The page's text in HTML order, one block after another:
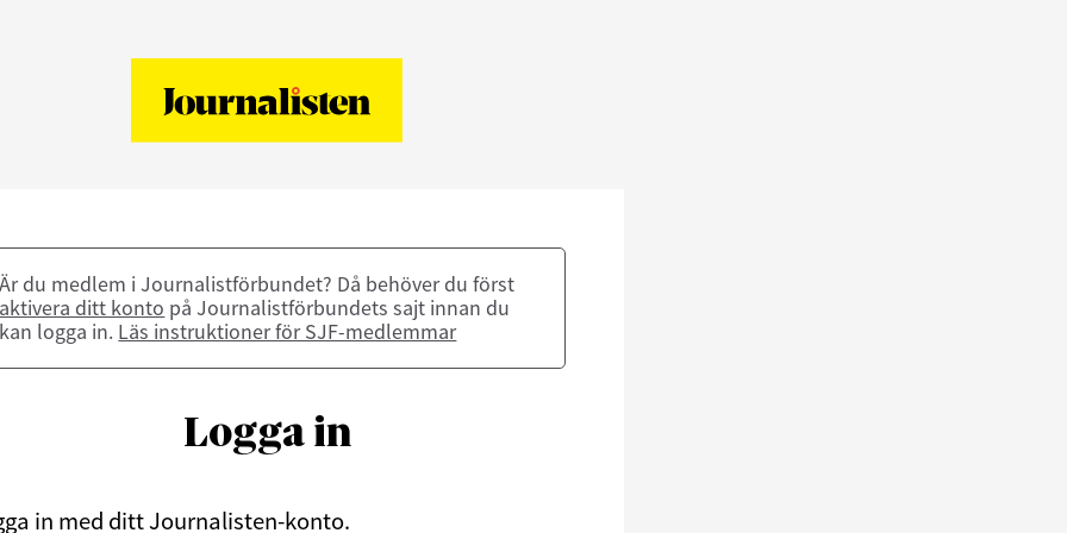
Är du medlem i Journalistförbundet? Då behöver du först
aktivera ditt konto på Journalistförbundets sajt innan du
kan logga in. Läs instruktioner för SJF-medlemmar
Logga in
in med ditt Journalisten-konto.